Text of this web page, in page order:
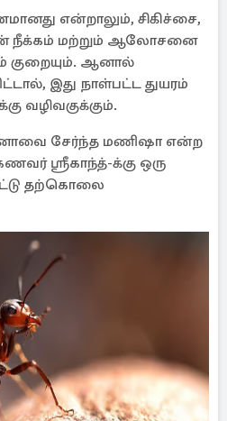
என்றாலும், சிகிச்சை,
நீக்கம் மற்றும் ஆலோசனை
குறையும். ஆனால்
இது நாள்பட்ட துயரம்
வழிவகுக்கும்.
சேர்ந்த மணிஷா என்ற
ஸ்ரீகாந்த்-க்கு ஒரு
தற்கொலை